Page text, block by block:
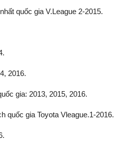
quốc gia V.League 2-2015.
2016.
gia: 2013, 2015, 2016.
quốc gia Toyota Vleague.1-2016.